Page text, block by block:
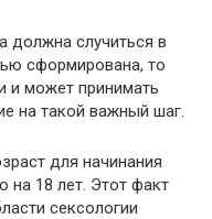
должна случиться в
сформирована, то
и может принимать
на такой важный шаг.
для начинания
на 18 лет. Этот факт
сексологии